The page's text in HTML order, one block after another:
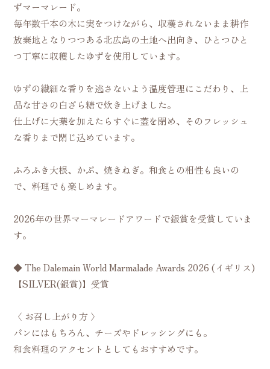
ずマーマレード。
毎年数千本の木に実をつけながら、収穫されないまま耕作
放棄地となりつつある北広島の土地へ出向き、ひとつひと
つ丁寧に収穫したゆずを使用しています。
ゆずの繊細な香りを逃さないよう温度管理にこだわり、上
品な甘さの白ざら糖で炊き上げました。
仕上げに大葉を加えたらすぐに蓋を閉め、そのフレッシュ
な香りまで閉じ込めています。
ふろふき大根、かぶ、焼きねぎ。和食との相性も良いの
で、料理でも楽しめます。
2026年の世界マーマレードアワードで銀賞を受賞していま
す。
◆ The Dalemain World Marmalade Awards 2026 (イギリス)
【SILVER(銀賞)】受賞
〈 お召し上がり方 〉
パンにはもちろん、チーズやドレッシングにも。
和食料理のアクセントとしてもおすすめです。